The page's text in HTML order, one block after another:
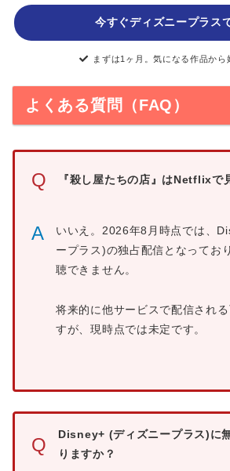
今すぐディズニープラス
まずは1ヶ月。気になる作品から
よくある質問（FAQ）
Q 『殺し屋たちの店』はNetflixで
A
いいえ。2026年8月時点では、
ープラス)の独占配信となってお
聴できません。
将来的に他サービスで配信され
すが、現時点では未定です。
Q
Disney+ (ディズニープラス)に
りますか？